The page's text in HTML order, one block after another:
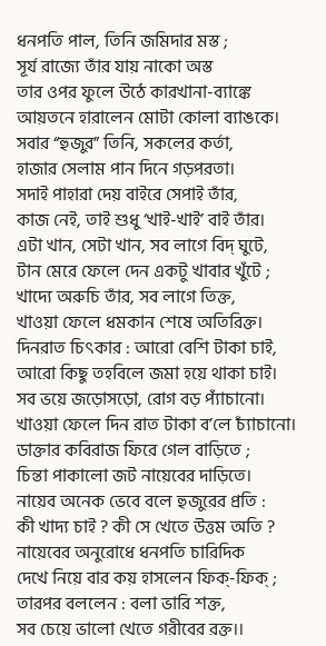
ধনপতি পাল, তিনি জমিদার মস্ত ;
সূর্য রাজ্যে তাঁর যায় নাকো অস্ত
তার ওপর ফুলে উঠে কারখানা-ব্যাঙ্কে
আয়তনে হারালেন মোটা কোলা ব্যাঙকে।
সবার “হুজুর” তিনি, সকলের কর্তা,
হাজার সেলাম পান দিনে গড়পরতা।
সদাই পাহারা দেয় বাইরে সেপাই তাঁর,
কাজ নেই, তাই শুধু ‘খাই-খাই’ বাই তাঁর।
এটা খান, সেটা খান, সব লাগে বিদ্ ঘুটে,
টান মেরে ফেলে দেন একটু খাবার খুঁটে ;
খাদ্যে অরুচি তাঁর, সব লাগে তিক্ত,
খাওয়া ফেলে ধমকান শেষে অতিরিক্ত।
দিনরাত চিৎকার : আরো বেশি টাকা চাই,
আরো কিছু তহবিলে জমা হয়ে থাকা চাই।
সব ভয়ে জড়োসড়ো, রোগ বড় প্যাঁচানো।
খাওয়া ফেলে দিন রাত টাকা ব’লে চ্যাঁচানো।
ডাক্তার কবিরাজ ফিরে গেল বাড়িতে ;
চিন্তা পাকালো জট নায়েবের দাড়িতে।
নায়েব অনেক ভেবে বলে হুজুরের প্রতি :
কী খাদ্য চাই ? কী সে খেতে উত্তম অতি ?
নায়েবের অনুরোধে ধনপতি চারিদিক
দেখে নিয়ে বার কয় হাসলেন ফিক্-ফিক্ ;
তারপর বললেন : বলা ভারি শক্ত,
সব চেয়ে ভালো খেতে গরীবের রক্ত।।